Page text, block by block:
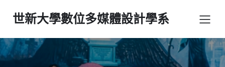
世新大學數位多媒體設計學系